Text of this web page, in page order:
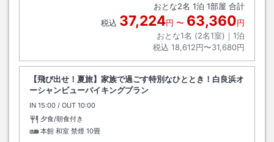
おとな2名 1泊 1部屋 合計
税込 37,224円 〜 63,360円
おとな1名 (2名1室)｜ 1泊
税込 18,612円〜31,680円
【飛び出せ！夏旅】家族で過ごす特別なひととき！白良浜オ
ーシャンビューバイキングプラン
IN チェックイン
15:00 / OUT チェックアウト
10:00
夕食/朝食付き
本館 和室 禁煙 10畳